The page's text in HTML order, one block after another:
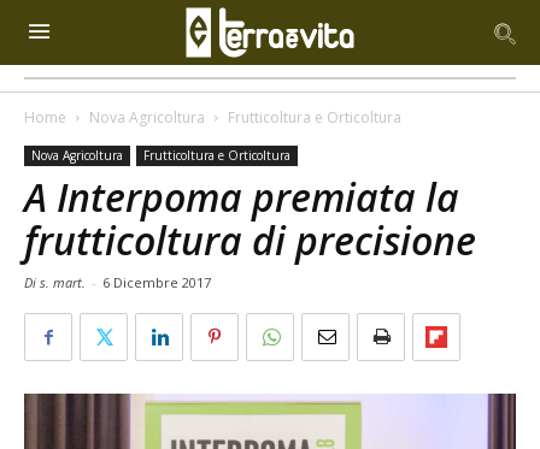
Home Nova Agricoltura Frutticoltura e Orticoltura
Nova Agricoltura Frutticoltura e Orticoltura
A Interpoma premiata la
frutticoltura di precisione
Di s. mart. - 6 Dicembre 2017